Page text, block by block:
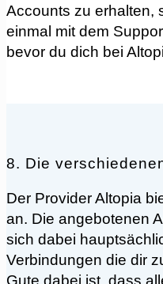
Accounts zu erhalten,
einmal mit dem
bevor du dich bei
8. Die
Der Provider Altopia bietet nur eine Art von Tarifen
an. Die angebotenen
sich dabei
Verbindungen die dir
Gute dabei ist, dass